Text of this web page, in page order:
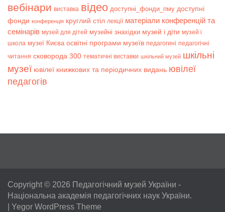
вебінари виставка відео доступні_фонди_пму доступні
фонди конференція круглий стіл лекції матеріали конференцій та
семінарів музей для дітей музейні знахідки музей і діти музей і
школа музеї Києва освітні програми музеїв педагогині педагогічні
читання сковорода 300 тематичні виставки шкільний музей шкільні
музеї ювілеї книжкових та періодичних видань ювілеї
педагогів
Copyright © 2026 Педагогічний музей України -
Національна академія педагогічних наук України.
Yegor WordPress Theme